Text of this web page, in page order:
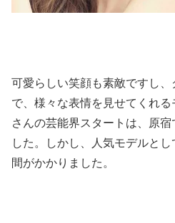
可愛らしい笑顔も素敵ですし
で、様々な表情を見せてくれ
さんの芸能界スタートは、原
した。しかし、人気モデルと
間がかかりました。